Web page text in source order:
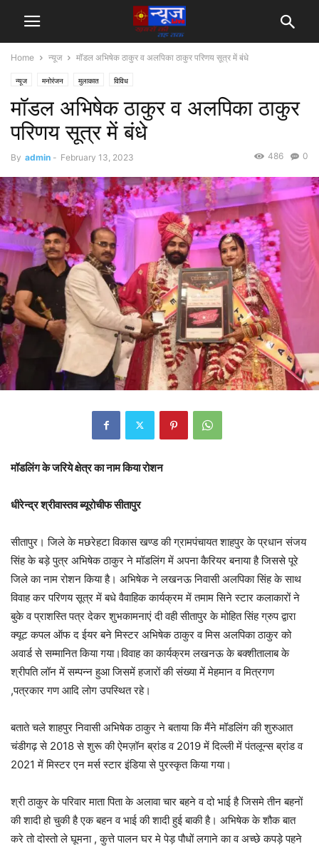
Home न्यूज मॉडल अभिषेक ठाकुर व अलपिका ठाकुर परिणय सूत्र में बंधे
न्यूज मनोरंजन मुलाकात विविध
मॉडल अभिषेक ठाकुर व अलपिका ठाकुर
परिणय सूत्र में बंधे
By admin - February 13, 2023 0
486
मॉडलिंग के जरिये क्षेत्र का नाम किया रोशन
धीरेन्द्र श्रीवास्तव ब्यूरोचीफ सीतापुर
सीतापुर। जिले के मछरेहटा विकास खण्ड की ग्रामपंचायत शाहपुर के प्रधान संजय
सिंह के बड़े पुत्र अभिषेक ठाकुर ने मॉडलिंग में अपना कैरियर बनाया है जिससे पूरे
जिले का नाम रोशन किया है। अभिषेक ने लखनऊ निवासी अलपिका सिंह के साथ
विवाह कर परिणय सूत्र में बधे वैवाहिक कार्यक्रम में तमाम सिने स्टार कलाकारों ने
बुके व प्राशस्ति पत्र देकर शुभकामनाएं दी वही सीतापुर के मोहित सिंह ग्रुप द्वारा
क्यूट कपल ऑफ द ईयर बने मिस्टर अभिषेक ठाकुर व मिस अलपिका ठाकुर को
अवार्ड से सम्मानित किया गया।विवाह का कार्यक्रम लखनऊ के बक्शीतालाब के
श्रीपति लॉन में सम्पन्न हुआ जिसमें हजारों की संख्या में मेहमान व मित्रगण
,पत्रकार गण आदि लोग उपस्थित रहे।
बताते चले शाहपुर निवासी अभिषेक ठाकुर ने बताया कि मैंने मॉडलिंग की शुरुआत
चंडीगढ़ से 2018 से शुरू की ऐमज़ॉन ब्रांड व 2019 में दिल्ली में पंतलून्स ब्रांड व
2021 में मिस्टर एन मर्स स्टार इंडिया से पुरस्कृत किया गया।
श्री ठाकुर के परिवार माता पिता के अलावा चार बहने व दो भाई है जिसमे तीन बहनों
की शादी हो चुकी है एक बहन व भाई की शादी हुई बाकी है। अभिषेक के शौक बात
करे तो दोस्तो ले घूमना , कुत्ते पालन घर मे पेड़ पौधों लगाने का व अच्छे कपड़े पहने